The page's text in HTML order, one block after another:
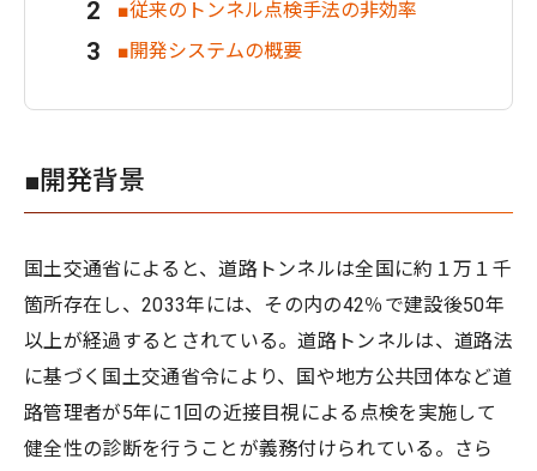
■従来のトンネル点検手法の非効率
■開発システムの概要
■開発背景
国土交通省によると、道路トンネルは全国に約１万１千
箇所存在し、2033年には、その内の42％で建設後50年
以上が経過するとされている。道路トンネルは、道路法
に基づく国土交通省令により、国や地方公共団体など道
路管理者が5年に1回の近接目視による点検を実施して
健全性の診断を行うことが義務付けられている。さら